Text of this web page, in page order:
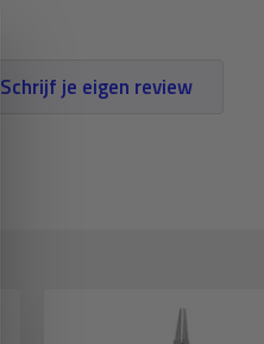
Schrijf je eigen review